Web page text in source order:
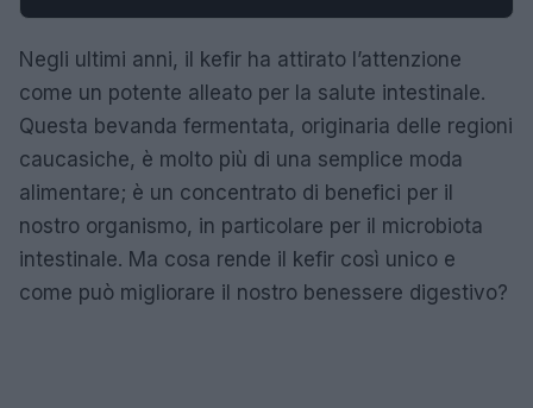
Negli ultimi anni, il kefir ha attirato l’attenzione
come un potente alleato per la salute intestinale.
Questa bevanda fermentata, originaria delle regioni
caucasiche, è molto più di una semplice moda
alimentare; è un concentrato di benefici per il
nostro organismo, in particolare per il microbiota
intestinale. Ma cosa rende il kefir così unico e
come può migliorare il nostro benessere digestivo?